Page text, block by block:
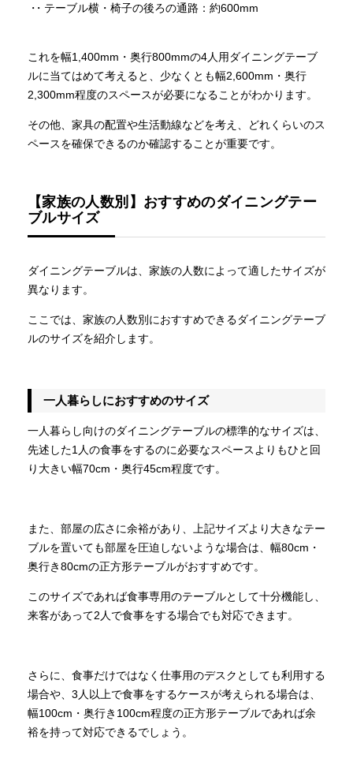
・テーブル横・椅子の後ろの通路：約600mm
これを幅1,400mm・奥行800mmの4人用ダイニングテーブ
ルに当てはめて考えると、少なくとも幅2,600mm・奥行
2,300mm程度のスペースが必要になることがわかります。
その他、家具の配置や生活動線などを考え、どれくらいのス
ペースを確保できるのか確認することが重要です。
【家族の人数別】おすすめのダイニングテー
ブルサイズ
ダイニングテーブルは、家族の人数によって適したサイズが
異なります。
ここでは、家族の人数別におすすめできるダイニングテーブ
ルのサイズを紹介します。
一人暮らしにおすすめのサイズ
一人暮らし向けのダイニングテーブルの標準的なサイズは、
先述した1人の食事をするのに必要なスペースよりもひと回
り大きい幅70cm・奥行45cm程度です。
また、部屋の広さに余裕があり、上記サイズより大きなテー
ブルを置いても部屋を圧迫しないような場合は、幅80cm・
奥行き80cmの正方形テーブルがおすすめです。
このサイズであれば食事専用のテーブルとして十分機能し、
来客があって2人で食事をする場合でも対応できます。
さらに、食事だけではなく仕事用のデスクとしても利用する
場合や、3人以上で食事をするケースが考えられる場合は、
幅100cm・奥行き100cm程度の正方形テーブルであれば余
裕を持って対応できるでしょう。